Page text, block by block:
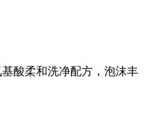
酸柔和洗净配方，泡沫丰